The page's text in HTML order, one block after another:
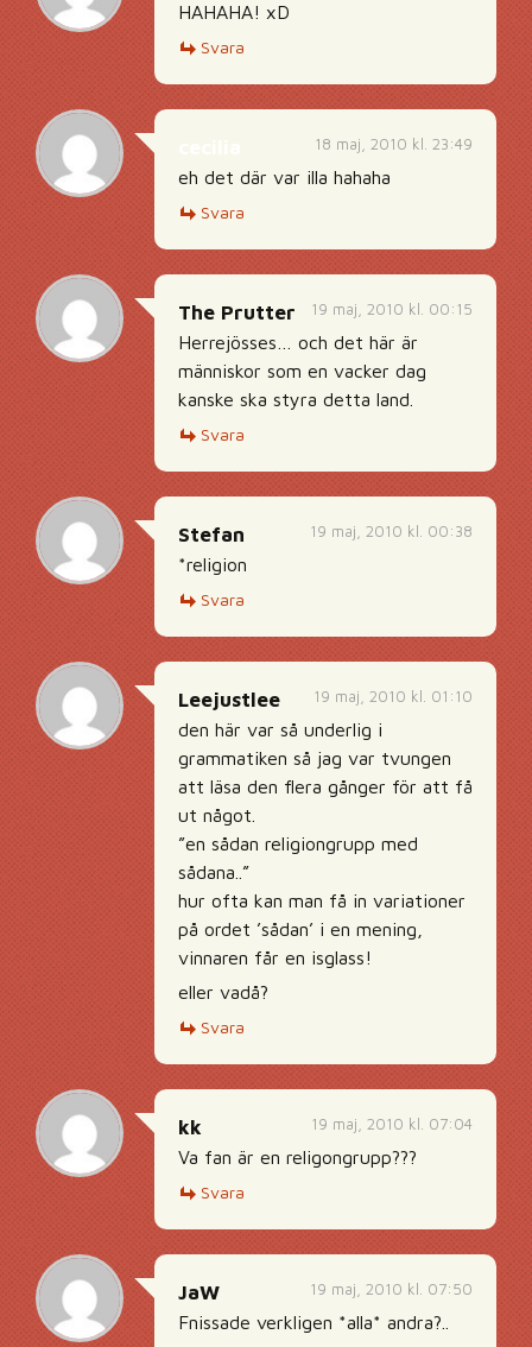
HAHAHA! xD
Svara
18 maj, 2010 kl. 23:49
eh det där var illa hahaha
Svara
19 maj, 2010 kl. 00:15
The Prutter
Herrejösses… och det här är
människor som en vacker dag
kanske ska styra detta land.
Svara
19 maj, 2010 kl. 00:38
Stefan
*religion
Svara
19 maj, 2010 kl. 01:10
Leejustlee
den här var så underlig i
grammatiken så jag var tvungen
att läsa den flera gånger för att få
ut något.
”en sådan religiongrupp med
sådana..”
hur ofta kan man få in variationer
på ordet ’sådan’ i en mening,
vinnaren får en isglass!
eller vadå?
Svara
19 maj, 2010 kl. 07:04
kk
Va fan är en religongrupp???
Svara
19 maj, 2010 kl. 07:50
JaW
Fnissade verkligen *alla* andra?..